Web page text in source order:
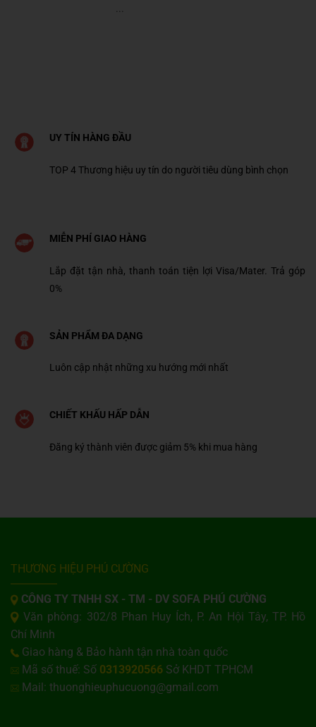
...
UY TÍN HÀNG ĐẦU
TOP 4 Thương hiệu uy tín do người tiêu dùng bình chọn
MIỄN PHÍ GIAO HÀNG
Lắp đặt tận nhà, thanh toán tiện lợi Visa/Mater. Trả góp
0%
SẢN PHẨM ĐA DẠNG
Luôn cập nhật những xu hướng mới nhất
CHIẾT KHẤU HẤP DẪN
Đăng ký thành viên được giảm 5% khi mua hàng
THƯƠNG HIỆU PHÚ CƯỜNG
CÔNG TY TNHH SX - TM - DV SOFA PHÚ CƯỜNG
Văn phòng: 302/8 Phan Huy Ích, P. An Hội Tây, TP. Hồ
Chí Minh
Giao hàng & Bảo hành tận nhà toàn quốc
Mã số thuế: Số 0313920566 Sở KHDT TPHCM
Mail: thuonghieuphucuong@gmail.com